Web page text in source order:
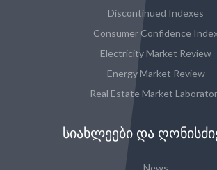
Discontinued Indexes
Consumer Confidence
Electricity Market Review
Energy Market Review
Real Estate Market
ᲡᲘᲐᲮᲚᲔᲔᲑᲘ ᲓᲐ